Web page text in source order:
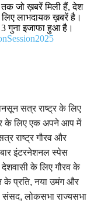
जो ख़बरें मिली हैं, देश
लाभदायक ख़बरें है।
3 गुना इजाफा हुआ है।
सत्र राष्ट्र के लिए
के लिए एक अपने आप में
राष्ट्र गौरव और
इंटरनेशनल स्पेस
देशवासी के लिए गौरव के
के प्रति, नया उमंग और
संसद, लोकसभा राज्यसभा